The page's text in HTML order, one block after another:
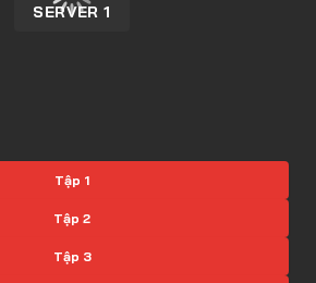
SERVER 1
Tập 1
Tập 2
Tập 3